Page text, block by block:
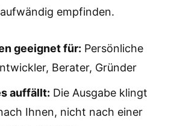
empfinden.
geeignet für: Persönliche
Berater, Gründer
auffällt: Die Ausgabe klingt
Ihnen, nicht nach einer